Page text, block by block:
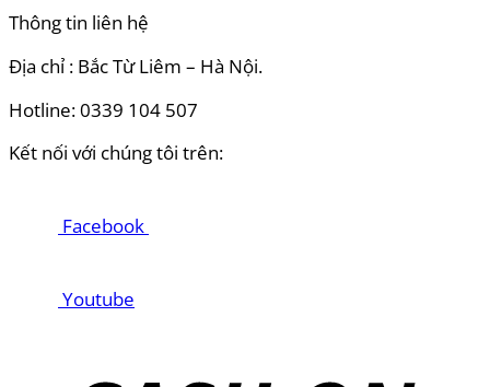
Thông tin liên hệ
Địa chỉ : Bắc Từ Liêm – Hà Nội.
Hotline: 0339 104 507
Kết nối với chúng tôi trên:
Facebook
Youtube